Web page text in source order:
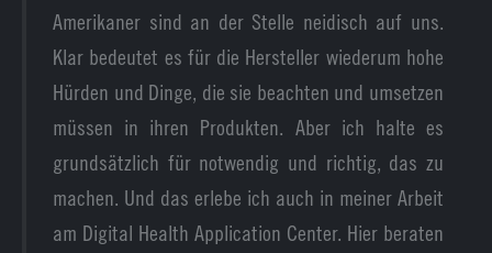
Amerikaner sind an der Stelle neidisch auf uns.
Klar bedeutet es für die Hersteller wiederum hohe
Hürden und Dinge, die sie beachten und umsetzen
müssen in ihren Produkten. Aber ich halte es
grundsätzlich für notwendig und richtig, das zu
machen. Und das erlebe ich auch in meiner Arbeit
am Digital Health Application Center. Hier beraten